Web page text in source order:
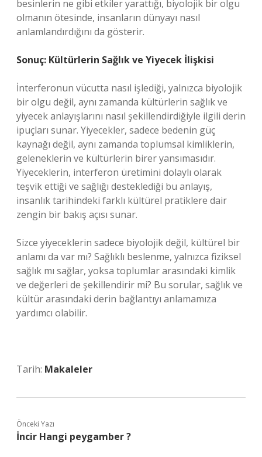
besinlerin ne gibi etkiler yarattığı, biyolojik bir olgu
olmanın ötesinde, insanların dünyayı nasıl
anlamlandırdığını da gösterir.
Sonuç: Kültürlerin Sağlık ve Yiyecek İlişkisi
İnterferonun vücutta nasıl işlediği, yalnızca biyolojik
bir olgu değil, aynı zamanda kültürlerin sağlık ve
yiyecek anlayışlarını nasıl şekillendirdiğiyle ilgili derin
ipuçları sunar. Yiyecekler, sadece bedenin güç
kaynağı değil, aynı zamanda toplumsal kimliklerin,
geleneklerin ve kültürlerin birer yansımasıdır.
Yiyeceklerin, interferon üretimini dolaylı olarak
teşvik ettiği ve sağlığı desteklediği bu anlayış,
insanlık tarihindeki farklı kültürel pratiklere dair
zengin bir bakış açısı sunar.
Sizce yiyeceklerin sadece biyolojik değil, kültürel bir
anlamı da var mı? Sağlıklı beslenme, yalnızca fiziksel
sağlık mı sağlar, yoksa toplumlar arasındaki kimlik
ve değerleri de şekillendirir mi? Bu sorular, sağlık ve
kültür arasındaki derin bağlantıyı anlamamıza
yardımcı olabilir.
Tarih: Makaleler
Önceki Yazı
İncir Hangi peygamber ?